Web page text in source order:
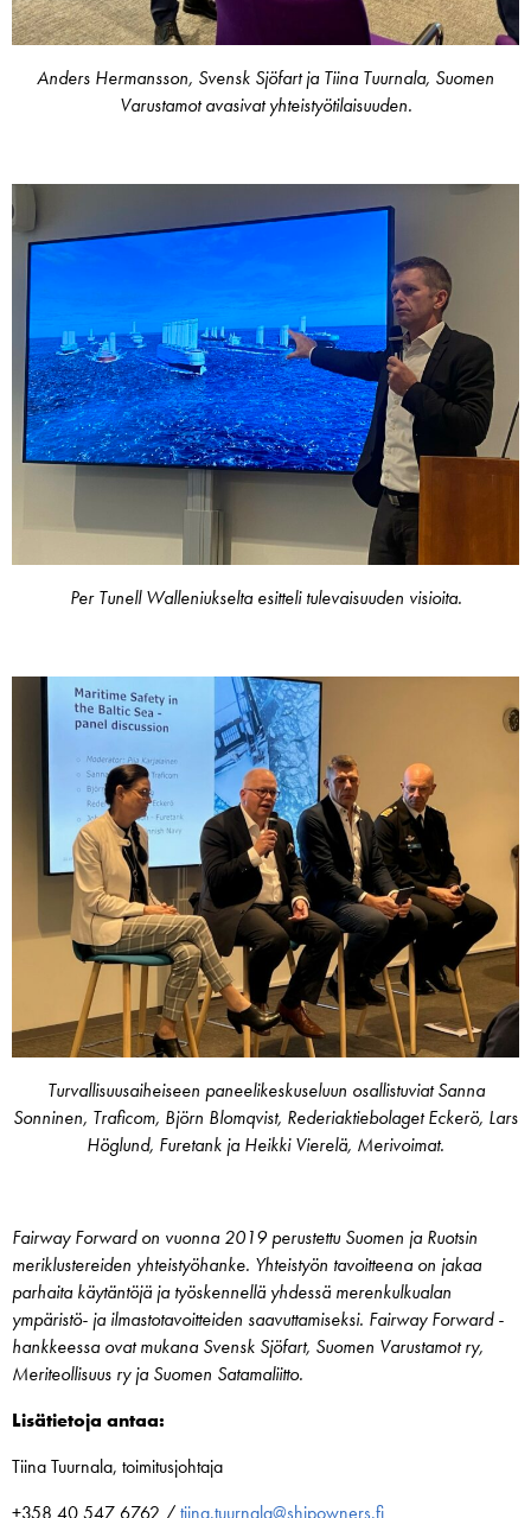
Anders Hermansson, Svensk Sjöfart ja Tiina Tuurnala, Suomen
Varustamot avasivat yhteistyötilaisuuden.
Per Tunell Walleniukselta esitteli tulevaisuuden visioita.
Turvallisuusaiheiseen paneelikeskuseluun osallistuviat Sanna
Sonninen, Traficom, Björn Blomqvist, Rederiaktiebolaget Eckerö, Lars
Höglund, Furetank ja Heikki Vierelä, Merivoimat.
Fairway Forward on vuonna 2019 perustettu Suomen ja Ruotsin
meriklustereiden yhteistyöhanke. Yhteistyön tavoitteena on jakaa
parhaita käytäntöjä ja työskennellä yhdessä merenkulkualan
ympäristö- ja ilmastotavoitteiden saavuttamiseksi. Fairway Forward -
hankkeessa ovat mukana Svensk Sjöfart, Suomen Varustamot ry,
Meriteollisuus ry ja Suomen Satamaliitto.
Lisätietoja antaa:
Tiina Tuurnala, toimitusjohtaja
+358 40 547 6762 /tiina.tuurnala@shipowners.fi